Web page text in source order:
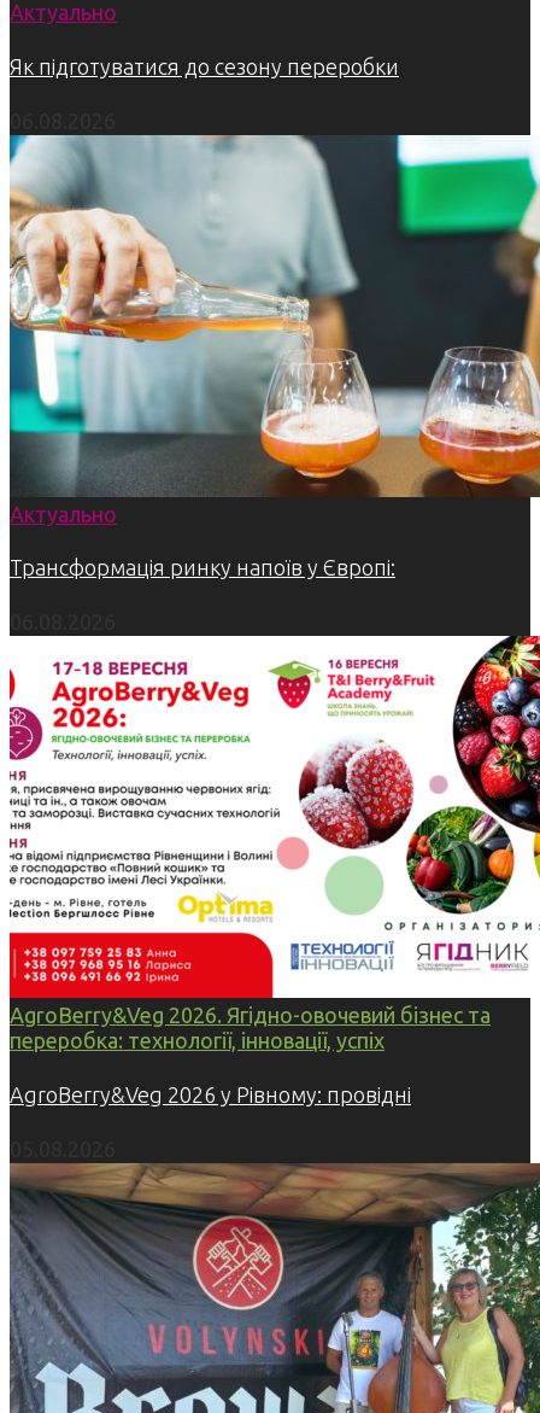
Актуально
Як підготуватися до сезону переробки
Актуально
Трансформація ринку напоїв у Європі:
AgroBerry&Veg 2026. Ягідно-овочевий бізнес та
переробка: технології, інновації, успіх
AgroBerry&Veg 2026 у Рівному: провідні